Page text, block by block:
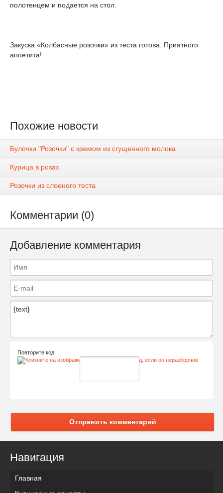
полотенцем и подается на стол.
Закуска «Колбасные розочки» из теста готова. Приятного
аппетита!
Похожие новости
Булочки "Розочки" с кремом из сгущенного молока
Курица в розах
Розочки из слоеного теста
Комментарии (0)
Добавление комментария
Повторите код:
Отправить комментарий
Навигация
Главная